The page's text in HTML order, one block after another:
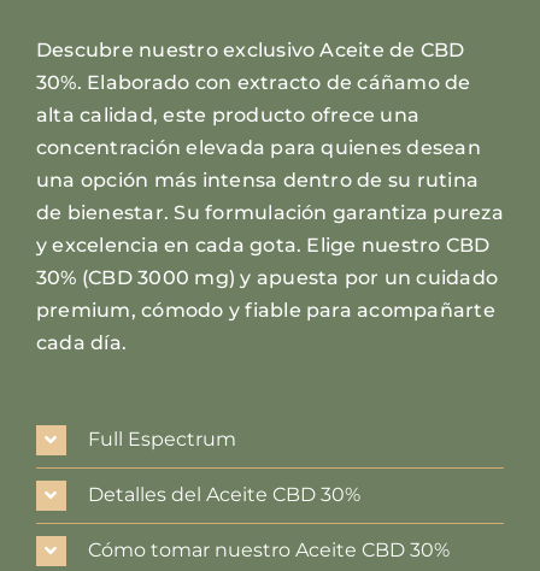
Descubre nuestro exclusivo Aceite de CBD
30%. Elaborado con extracto de cáñamo de
alta calidad, este producto ofrece una
concentración elevada para quienes desean
una opción más intensa dentro de su rutina
de bienestar. Su formulación garantiza pureza
y excelencia en cada gota. Elige nuestro CBD
30% (CBD 3000 mg) y apuesta por un cuidado
premium, cómodo y fiable para acompañarte
cada día.
Full Espectrum
Detalles del Aceite CBD 30%
Cómo tomar nuestro Aceite CBD 30%